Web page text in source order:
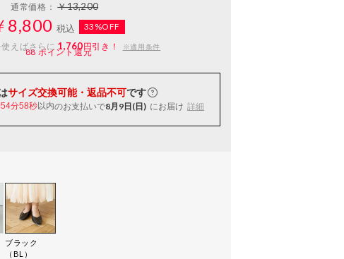
通常価格：￥13,200
8,800 税込
33%OFF
えばさらに 1,760円引き！ ※適用条件
88 ポイント還元
サイズ交換可能・返品不可です
分57秒以内のお支払いで8月9日(日) にお届け 詳細
ブラック
（BL）